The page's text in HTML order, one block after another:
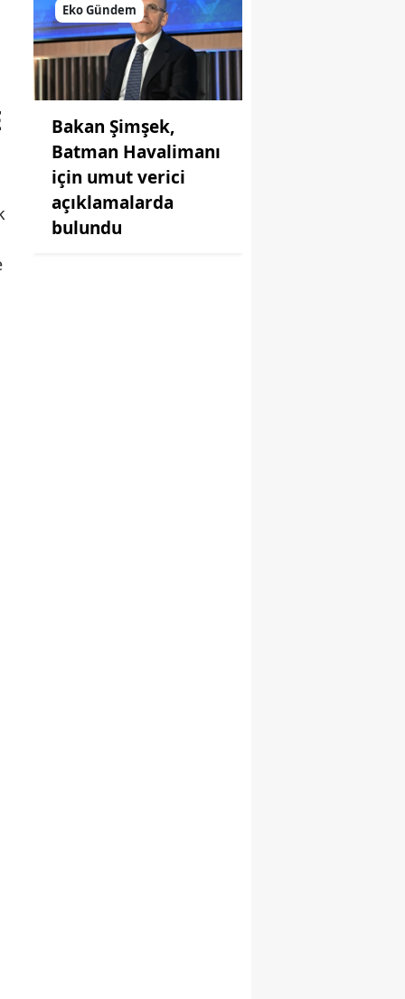
Eko Gündem
Bakan Şimşek,
Batman Havalimanı
için umut verici
açıklamalarda
bulundu